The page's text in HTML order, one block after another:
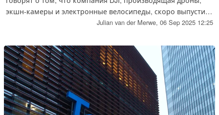
экшн-камеры и электронные велосипеды, скоро выпустит
компактную беззеркальную камеру с полнокадровым
только последняя
Julian van der Merwe, 06 Sep 2025 12:25